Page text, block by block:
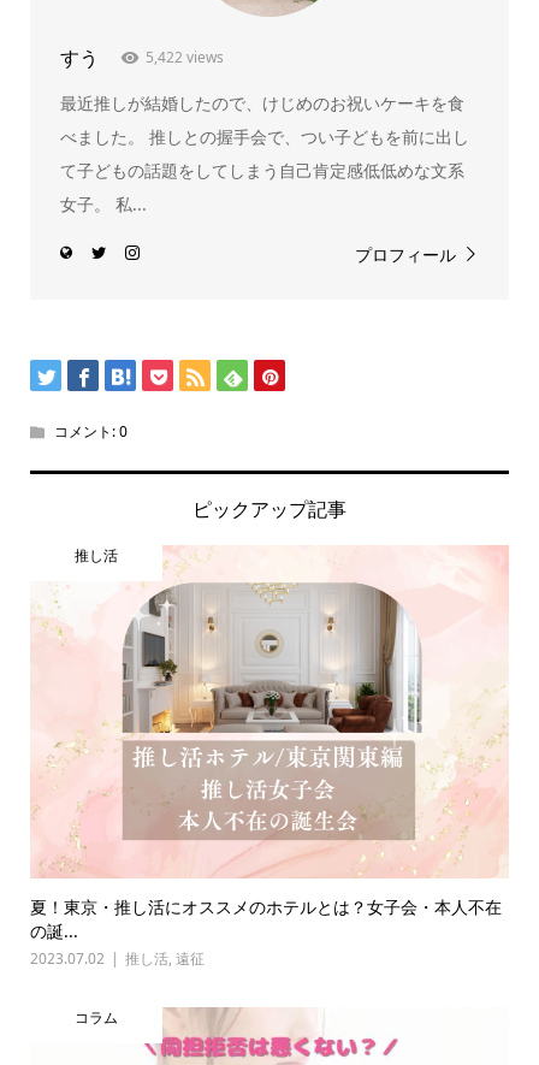
すう 5,422 views
最近推しが結婚したので、けじめのお祝いケーキを食
べました。 推しとの握手会で、つい子どもを前に出し
て子どもの話題をしてしまう自己肯定感低低めな文系
女子。 私...
プロフィール
コメント:0
ピックアップ記事
推し活
夏！東京・推し活にオススメのホテルとは？女子会・本人不在
の誕...
2023.07.02 推し活, 遠征
コラム